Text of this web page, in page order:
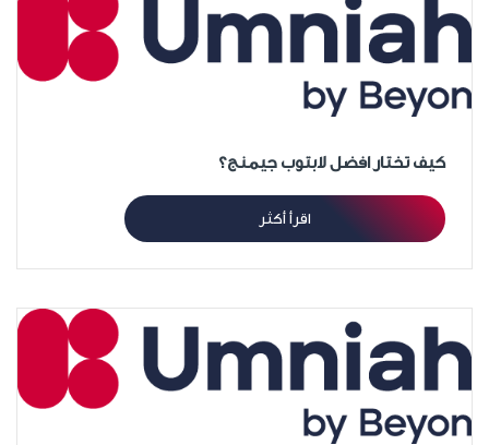
كيف تختار افضل لابتوب جيمنج؟
اقرأ أكثر